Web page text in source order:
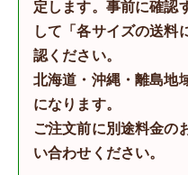
定します。事前に確認
して「各サイズの送料
認ください。
北海道・沖縄・離島地
になります。
ご注文前に別途料金の
い合わせください。